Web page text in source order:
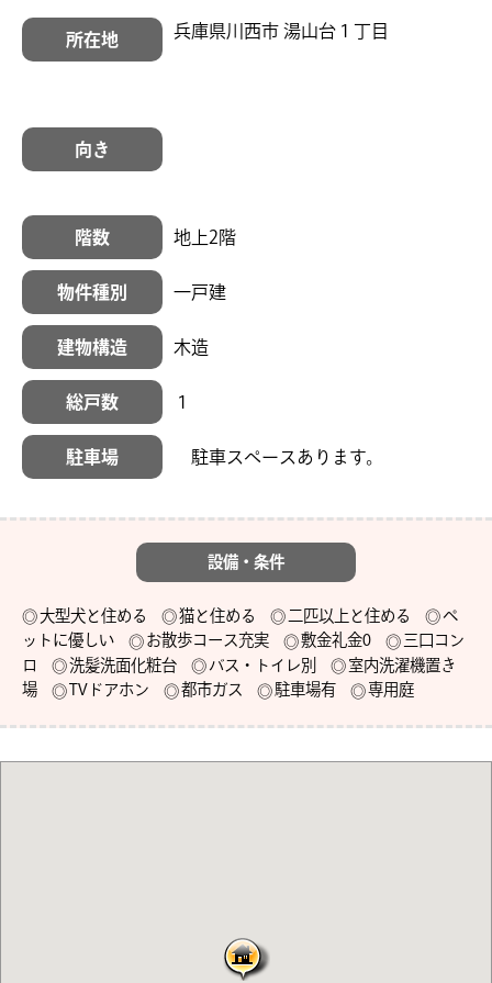
所在地 兵庫県川西市 湯山台１丁目
向き
階数 地上2階
物件種別 一戸建
建物構造 木造
総戸数 １
駐車場 駐車スペースあります。
設備・条件
大型犬と住める 猫と住める 二匹以上と住める
ペ
ットに優しい
お散歩コース充実 敷金礼金0
三口コン
ロ
洗髪洗面化粧台 バス・トイレ別
室内洗濯機置き
場
TVドアホン 都市ガス 駐車場有 専用庭